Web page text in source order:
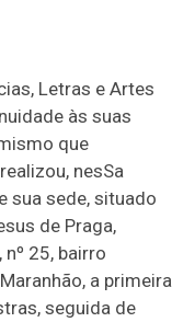
Letras e Artes
às suas
que
nesSa
sua sede, situado
de Praga,
25, bairro
a primeira
seguida de